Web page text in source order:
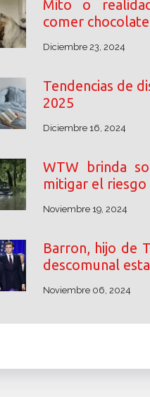
Mito o
comer
Diciembre 23, 2024
Tendencias de
2025
Diciembre 16, 2024
WTW brinda
mitigar el riesgo
Noviembre 19, 2024
Barron, hijo de
descomunal
Noviembre 06, 2024